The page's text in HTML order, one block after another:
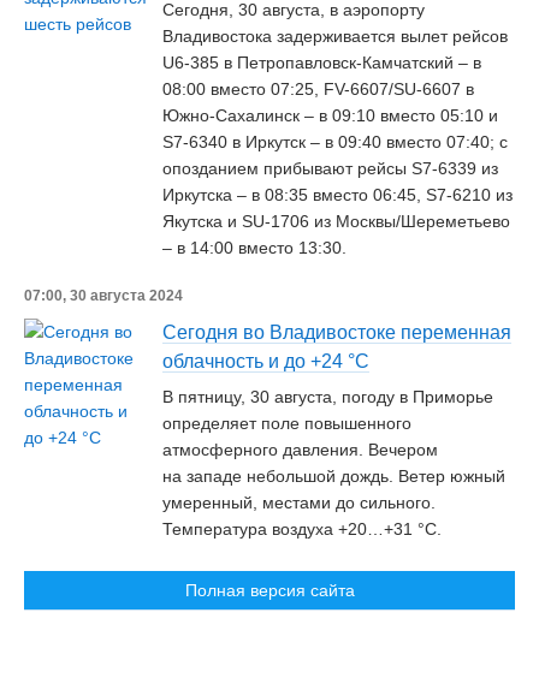
Сегодня, 30 августа, в аэропорту
Владивостока задерживается вылет рейсов
U6-385 в Петропавловск-Камчатский – в
08:00 вместо 07:25, FV-6607/SU-6607 в
Южно-Сахалинск – в 09:10 вместо 05:10 и
S7-6340 в Иркутск – в 09:40 вместо 07:40; с
опозданием прибывают рейсы S7-6339 из
Иркутска – в 08:35 вместо 06:45, S7-6210 из
Якутска и SU-1706 из Москвы/Шереметьево
– в 14:00 вместо 13:30.
07:00, 30 августа 2024
Сегодня во Владивостоке переменная
облачность и до +24 °С
В пятницу, 30 августа, погоду в Приморье
определяет поле повышенного
атмосферного давления. Вечером
на западе небольшой дождь. Ветер южный
умеренный, местами до сильного.
Температура воздуха +20…+31 °C.
Полная версия сайта